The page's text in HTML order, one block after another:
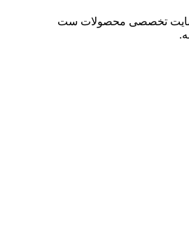
سایت تخصصی محصولات ست